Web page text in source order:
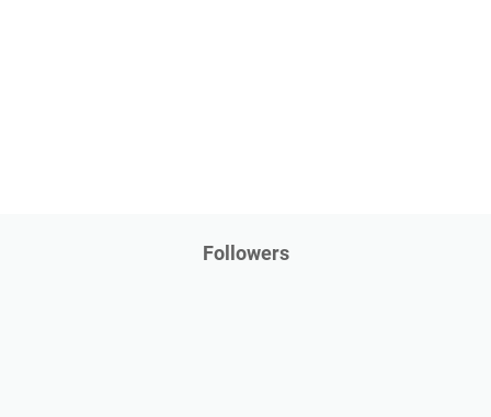
Followers